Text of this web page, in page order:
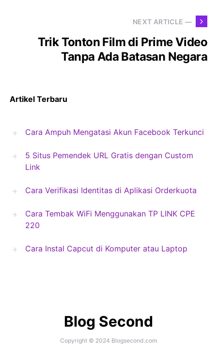
NEXT ARTICLE —
Trik Tonton Film di Prime Video
Tanpa Ada Batasan Negara
Artikel Terbaru
Cara Ampuh Mengatasi Akun Facebook Terkunci
5 Situs Pemendek URL Gratis dengan Custom
Link
Cara Verifikasi Identitas di Aplikasi Orderkuota
Cara Tembak WiFi Menggunakan TP LINK CPE
220
Cara Instal Capcut di Komputer atau Laptop
Blog Second
Copyright © 2024 Blogsecond.com